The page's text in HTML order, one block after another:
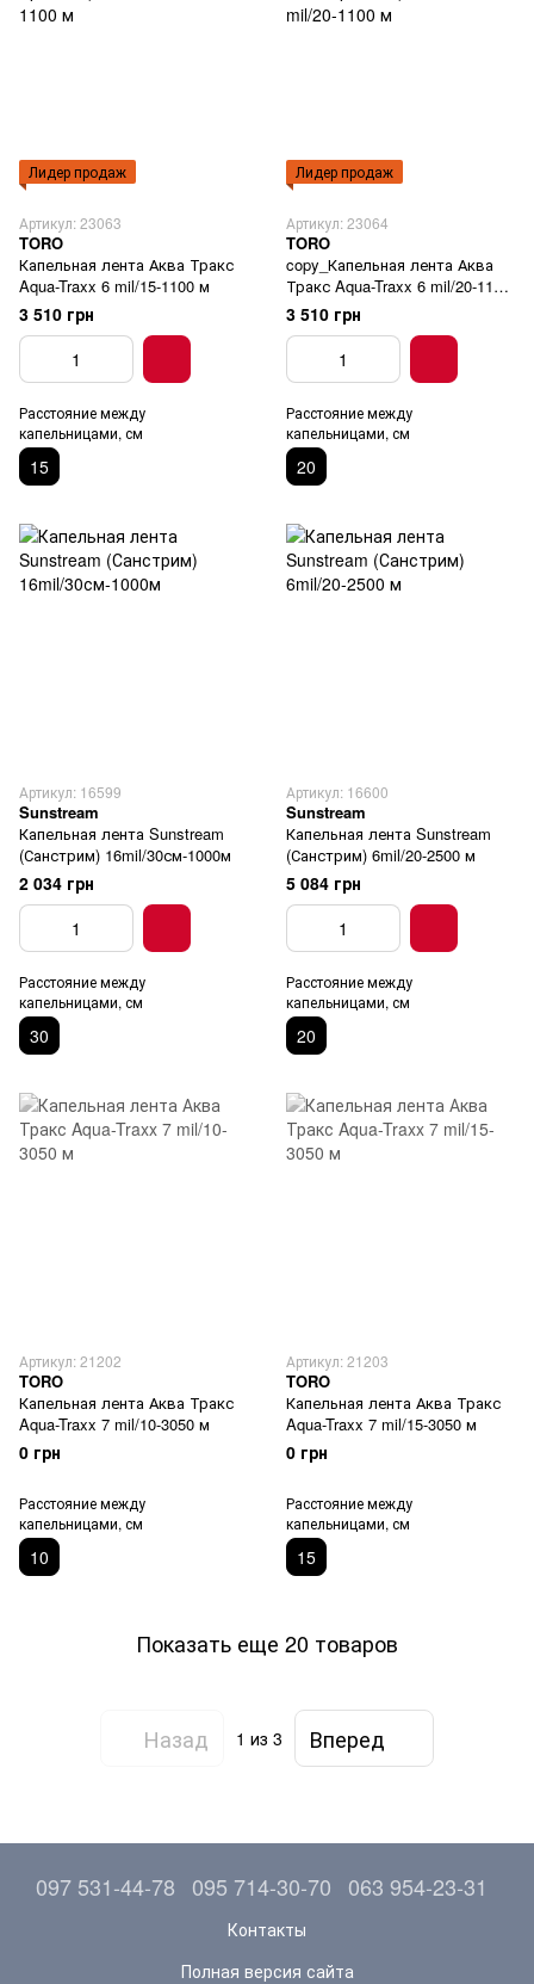
Лидер продаж
Артикул: 23063
TORO
Капельная лента Аква Тракс
Aqua-Traxx 6 mil/15-1100 м
3 510 грн
Расстояние между
капельницами, см
15
Лидер продаж
Артикул: 23064
TORO
copy_Капельная лента Аква
Тракс Aqua-Traxx 6 mil/20-1100
м
3 510 грн
Расстояние между
капельницами, см
20
Артикул: 16599
Sunstream
Капельная лента Sunstream
(Санстрим) 16mil/30см-1000м
2 034 грн
Расстояние между
капельницами, см
30
Артикул: 16600
Sunstream
Капельная лента Sunstream
(Санстрим) 6mil/20-2500 м
5 084 грн
Расстояние между
капельницами, см
20
Артикул: 21202
TORO
Капельная лента Аква Тракс
Aqua-Traxx 7 mil/10-3050 м
0 грн
Расстояние между
капельницами, см
10
Артикул: 21203
TORO
Капельная лента Аква Тракс
Aqua-Traxx 7 mil/15-3050 м
0 грн
Расстояние между
капельницами, см
15
Показать еще 20 товаров
Назад 1 из 3 Вперед
097 531-44-78 095 714-30-70 063 954-23-31
Контакты
Полная версия сайта